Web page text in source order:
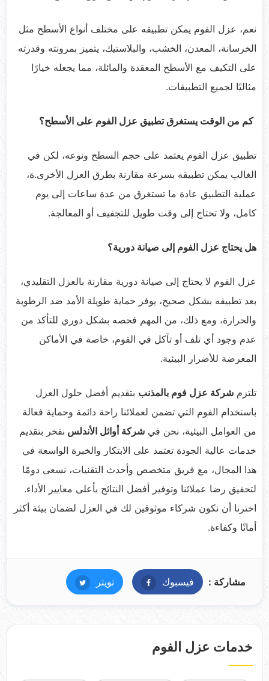
نعم، عزل الفوم يمكن تطبيقه على مختلف أنواع الأسطح مثل
الخرسانة، المعدن، الخشب، والبلاستيك، يتميز بمرونته وقدرته
على التكيف مع الأسطح المعقدة والمائلة، مما يجعله خيارًا
مثاليًا لجميع التطبيقات.
كم من الوقت يستغرق تطبيق عزل الفوم على الأسطح؟
تطبيق عزل الفوم يعتمد على حجم السطح ونوعه، لكن في
الغالب يمكن تطبيقه بسرعة مقارنة بطرق العزل الأخرى.ة،
عملية التطبيق عادة ما تستغرق من عدة ساعات إلى يوم
كامل، ولا تحتاج إلى وقت طويل للتجفيف أو المعالجة.
هل يحتاج عزل الفوم إلى صيانة دورية؟
عزل الفوم لا يحتاج إلى صيانة دورية مقارنة بالعزل التقليدي،
بعد تطبيقه بشكل صحيح، يوفر حماية طويلة الأمد ضد الرطوبة
والحرارة، ومع ذلك، من المهم فحصه بشكل دوري للتأكد من
عدم وجود أي تلف أو تآكل في الفوم، خاصة في الأماكن
المعرضة للأضرار البيئية.
تلتزم شركة عزل فوم بالمذنب بتقديم أفضل حلول العزل
باستخدام الفوم التي تضمن لعملائنا راحة دائمة وحماية فعالة
من العوامل البيئية، نحن في شركة أوائل الأندلس نفخر بتقديم
خدمات عالية الجودة تعتمد على الابتكار والخبرة الواسعة في
هذا المجال، مع فريق متخصص وأحدث التقنيات، نسعى دومًا
لتحقيق رضا عملائنا وتوفير أفضل النتائج بأعلى معايير الأداء.
اخترنا أن نكون شركاء موثوقين لك في العزل لضمان بيئة أكثر
أمانًا وكفاءة.
مشاركة : فيسبوك فيسبوكتويتر تويتر
خدمات عزل الفوم